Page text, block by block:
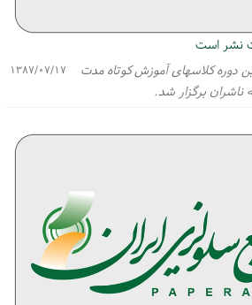
نشر است
۱۳۸۷/۰۷/۱۷
كلاسهای آموزش كوتاه مدت
برگزار شد.